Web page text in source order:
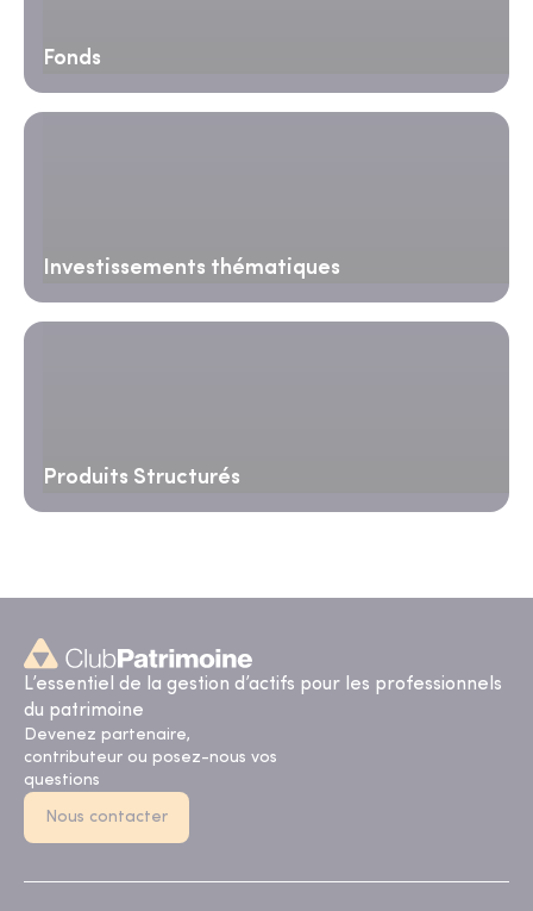
Fonds
Investissements thématiques
Produits Structurés
L’essentiel de la gestion d’actifs pour les professionnels
du patrimoine
Devenez partenaire,
contributeur ou posez-nous vos
questions
Nous contacter